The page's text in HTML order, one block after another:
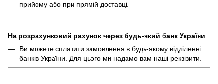
прийому або при прямій доставці.
На розрахунковий рахунок через будь-який банк України
Ви можете сплатити замовлення в будь-якому відділенні
банків України. Для цього ми надамо вам наші реквізити.